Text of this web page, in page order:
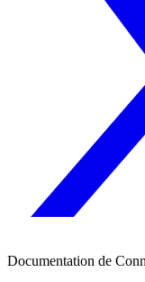
Documentation de